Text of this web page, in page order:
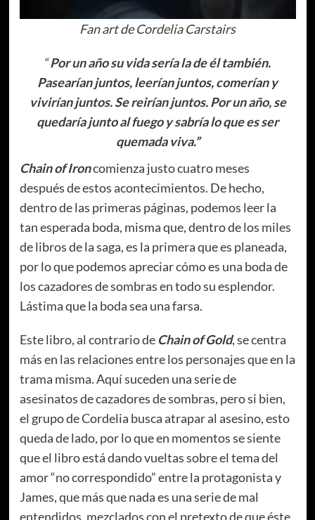
Fan art de Cordelia Carstairs
“Por un año su vida sería la de él también.
Pasearían juntos, leerían juntos, comerían y
vivirían juntos. Se reirían juntos. Por un año, se
quedaría junto al fuego y sabría lo que es ser
quemada viva.”
Chain of Ironcomienza justo cuatro meses
después de estos acontecimientos. De hecho,
dentro de las primeras páginas, podemos leer la
tan esperada boda, misma que, dentro de los miles
de libros de la saga, es la primera que es planeada,
por lo que podemos apreciar cómo es una boda de
los cazadores de sombras en todo su esplendor.
Lástima que la boda sea una farsa.
Este libro, al contrario de Chain of Gold, se centra
más en las relaciones entre los personajes que en la
trama misma. Aquí suceden una serie de
asesinatos de cazadores de sombras, pero si bien,
el grupo de Cordelia busca atrapar al asesino, esto
queda de lado, por lo que en momentos se siente
que el libro está dando vueltas sobre el tema del
amor “no correspondido” entre la protagonista y
James, que más que nada es una serie de mal
entendidos, mezclados con el pretexto de que éste